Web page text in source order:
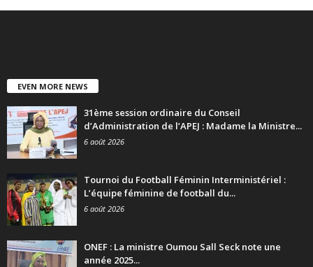
EVEN MORE NEWS
31ème session ordinaire du Conseil
d’Administration de l’APEJ : Madame la Ministre...
6 août 2026
Tournoi du Football Féminin Interministériel :
L’équipe féminine de football du...
6 août 2026
ONEF : La ministre Oumou Sall Seck note une
année 2025...